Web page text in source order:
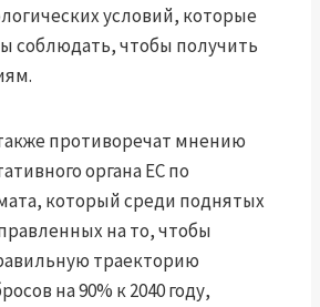
условий, которые
соблюдать, чтобы получить
противоречат мнению
органа ЕС по
который среди поднятых
на то, чтобы
траекторию
на 90% к 2040 году,